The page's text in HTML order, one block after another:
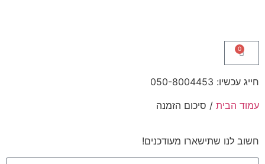
0
חייג עכשיו: 050-8004453
עמוד הבית / סיכום הזמנה
חשוב לנו שתישארו מעודכנים!